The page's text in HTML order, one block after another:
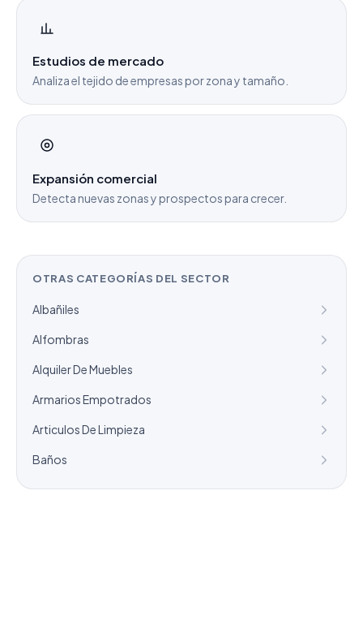
Estudios de mercado
Analiza el tejido de empresas por zona y tamaño.
Expansión comercial
Detecta nuevas zonas y prospectos para crecer.
OTRAS CATEGORÍAS DEL SECTOR
Albañiles
Alfombras
Alquiler De Muebles
Armarios Empotrados
Articulos De Limpieza
Baños